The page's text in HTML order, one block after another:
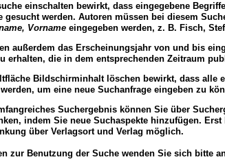
einschalten bewirkt, dass eingegebene
gesucht werden. Autoren müssen bei diesem
Vorname eingegeben werden, z. B. Fisch,
außerdem das Erscheinungsjahr von und bis
erhalten, die in dem entsprechenden Zeitraum
Bildschirminhalt löschen bewirkt, dass alle
um eine neue Suchanfrage eingeben zu
Suchergebnis können Sie über
indem Sie neue Suchaspekte hinzufügen.
über Verlagsort und Verlag möglich.
zur Benutzung der Suche wenden Sie sich bitte